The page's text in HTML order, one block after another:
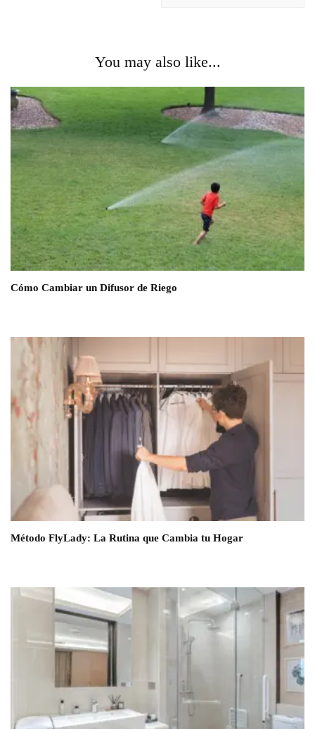
You may also like...
Cómo Cambiar un Difusor de Riego
Método FlyLady: La Rutina que Cambia tu Hogar